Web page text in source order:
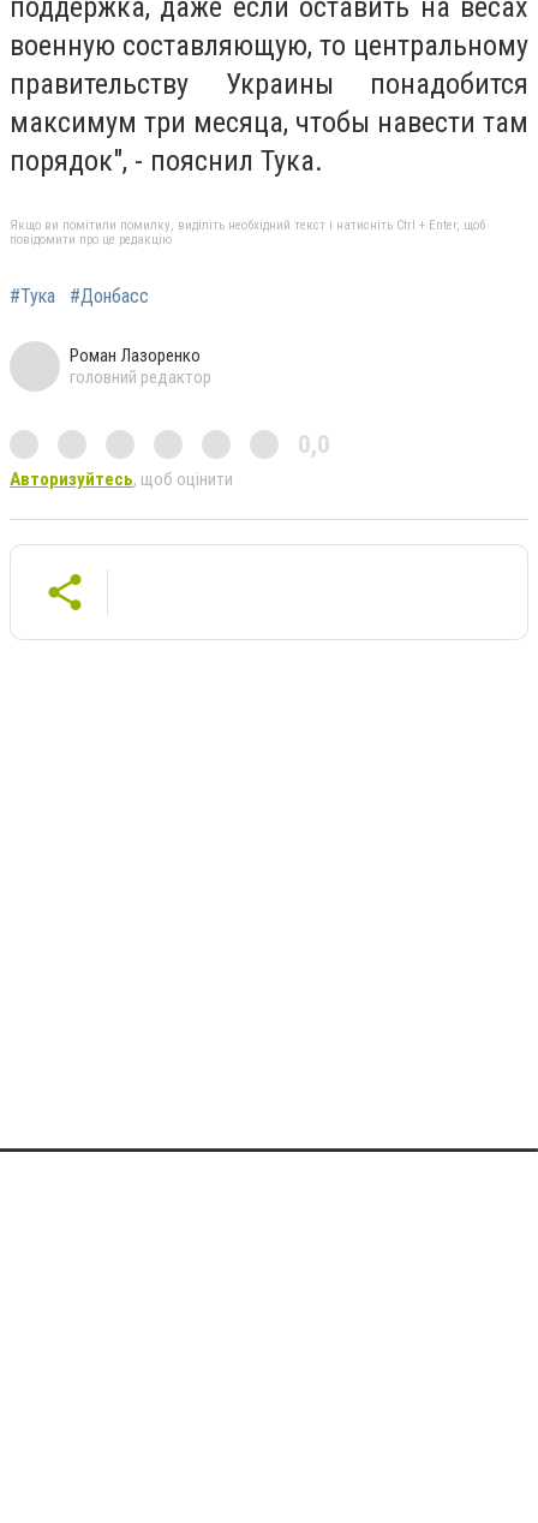
поддержка, даже если оставить на весах
военную составляющую, то центральному
правительству Украины понадобится
максимум три месяца, чтобы навести там
порядок", - пояснил Тука.
Якщо ви помітили помилку, виділіть необхідний текст і натисніть Ctrl + Enter, щоб
повідомити про це редакцію
#Тука #Донбасс
Роман Лазоренко
головний редактор
0,0
Авторизуйтесь, щоб оцінити